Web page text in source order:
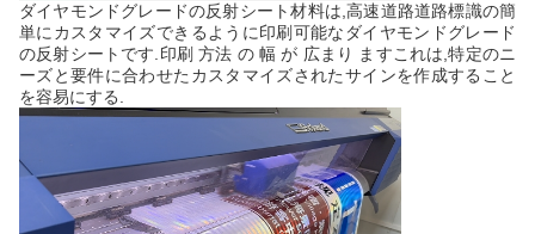
ダイヤモンドグレードの反射シート材料は,高速道路道路標識の簡
単にカスタマイズできるように印刷可能なダイヤモンドグレード
の反射シートです.印刷 方法 の 幅 が 広まり ますこれは,特定のニ
ーズと要件に合わせたカスタマイズされたサインを作成すること
を容易にする.